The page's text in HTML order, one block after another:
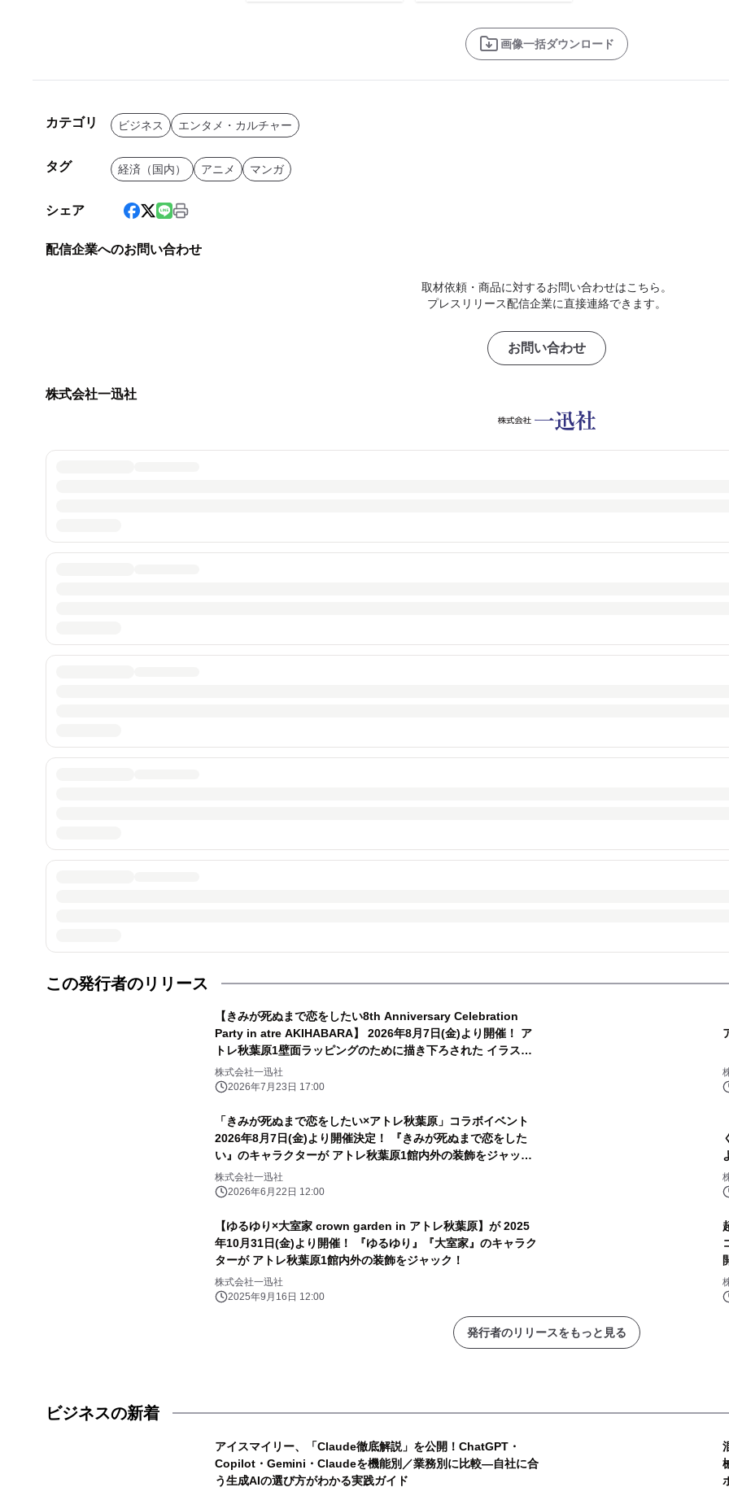
画像一括ダウンロード
カテゴリ ビジネス エンタメ・カルチャー
タグ 経済（国内） アニメ マンガ
シェア
配信企業へのお問い合わせ
取材依頼・商品に対するお問い合わせはこちら。
プレスリリース配信企業に直接連絡できます。
お問い合わせ
株式会社一迅社
この発行者のリリース
【きみが死ぬまで恋をしたい8th Anniversary Celebration
Party in atre AKIHABARA】 2026年8月7日(金)より開催！ ア
トレ秋葉原1壁面ラッピングのために描き下ろされた イラスト
を公開！ 販売グッズや購入特典などの追加情報も盛りだくさ
ん！
株式会社一迅社
2026年7月23日 17:00
「きみが死ぬまで恋をしたい×アトレ秋葉原」コラボイベント
2026年8月7日(金)より開催決定！ 『きみが死ぬまで恋をした
い』のキャラクターが アトレ秋葉原1館内外の装飾をジャッ
ク！
株式会社一迅社
2026年6月22日 12:00
【ゆるゆり×大室家 crown garden in アトレ秋葉原】が 2025
年10月31日(金)より開催！ 『ゆるゆり』『大室家』のキャラク
ターが アトレ秋葉原1館内外の装飾をジャック！
株式会社一迅社
2025年9月16日 12:00
発行者のリリースをもっと見る
ビジネスの新着
アイスマイリー、「Claude徹底解説」を公開！ChatGPT・
Copilot・Gemini・Claudeを機能別／業務別に比較―自社に合
う生成AIの選び方がわかる実践ガイド